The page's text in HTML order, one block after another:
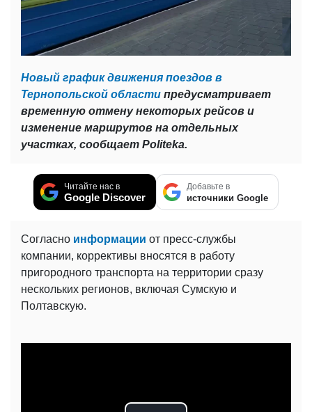
Новый график движения поездов в
Тернопольской области предусматривает
временную отмену некоторых рейсов и
изменение маршрутов на отдельных
участках, сообщает Politeka.
Читайте нас в
Google Discover
Добавьте в
источники Google
Согласно информации от пресс-службы
компании, коррективы вносятся в работу
пригородного транспорта на территории сразу
нескольких регионов, включая Сумскую и
Полтавскую.